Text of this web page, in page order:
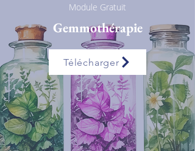
Module Gratuit
Gemmothérapie
Télécharger